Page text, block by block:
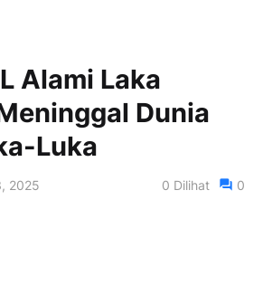
Alami Laka
Dunia
Luka
2025 0 Dilihat 0